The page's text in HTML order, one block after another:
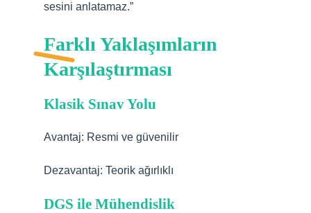
sesini anlatamaz.”
Farklı Yaklaşımların
Karşılaştırması
Klasik Sınav Yolu
Avantaj: Resmi ve güvenilir
Dezavantaj: Teorik ağırlıklı
DGS ile Mühendislik